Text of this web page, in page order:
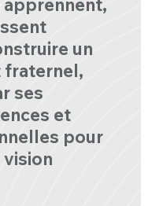
apprennent,
un
fraternel,
ses
et
pour